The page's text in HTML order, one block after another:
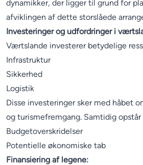
dynamikker, der ligger til grund for
afviklingen af dette storslåede
Investeringer og udfordringer i
Værtslande investerer betydelige
Infrastruktur
Sikkerhed
Logistik
Disse investeringer sker med håbet
og turismefremgang. Samtidig
Budgetoverskridelser
Potentielle økonomiske tab
Finansiering af legene: